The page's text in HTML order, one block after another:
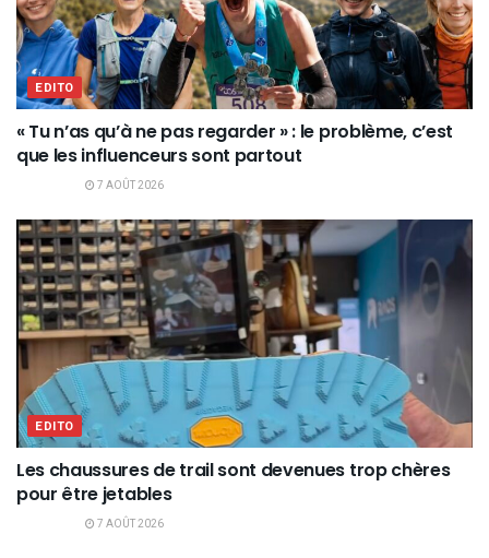
EDITO
« Tu n’as qu’à ne pas regarder » : le problème, c’est
que les influenceurs sont partout
7 AOÛT 2026
EDITO
Les chaussures de trail sont devenues trop chères
pour être jetables
7 AOÛT 2026